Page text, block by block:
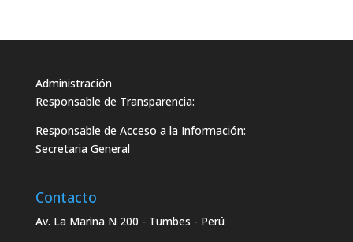
Administración
Responsable de Transparencia:
Responsable de Acceso a la Información:
Secretaria General
Contacto
Av. La Marina N 200 - Tumbes - Perú